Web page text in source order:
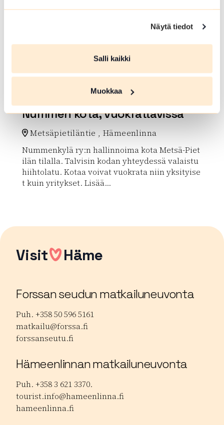
Näytä tiedot
Salli kaikki
Muokkaa
Lehijärvenrantatie , Hattula
Lue lisää luontokohteesta Lehijärven uimaranta
LAAVU, KOTA TAI KAMMI
Nummen kota, vuokrattavissa
Metsäpietiläntie , Hämeenlinna
Nummenkylä ry:n hallinnoima kota Metsä-Piet
ilän tilalla. Talvisin kodan yhteydessä valaistu
hiihtolatu. Kotaa voivat vuokrata niin yksityise
t kuin yritykset. Lisää...
Visit Häme
Forssan seudun matkailuneuvonta
Puh. +358 50 596 5161
matkailu@forssa.fi
forssanseutu.fi
Hämeenlinnan matkailuneuvonta
Puh. +358 3 621 3370.
tourist.info@hameenlinna.fi
hameenlinna.fi